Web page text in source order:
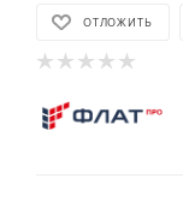
ОТЛОЖИТЬ